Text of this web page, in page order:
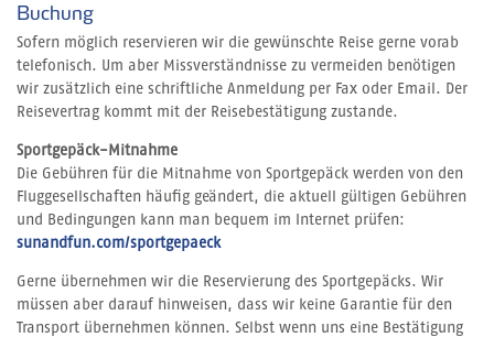
Buchung
Sofern möglich reservieren wir die gewünschte Reise gerne vorab
telefonisch. Um aber Missverständnisse zu vermeiden benötigen
wir zusätzlich eine schriftliche Anmeldung per Fax oder Email. Der
Reisevertrag kommt mit der Reisebestätigung zustande.
Sportgepäck-Mitnahme
Die Gebühren für die Mitnahme von Sportgepäck werden von den
Fluggesellschaften häufig geändert, die aktuell gültigen Gebühren
und Bedingungen kann man bequem im Internet prüfen:
sunandfun.com/sportgepaeck
Gerne übernehmen wir die Reservierung des Sportgepäcks. Wir
müssen aber darauf hinweisen, dass wir keine Garantie für den
Transport übernehmen können. Selbst wenn uns eine Bestätigung